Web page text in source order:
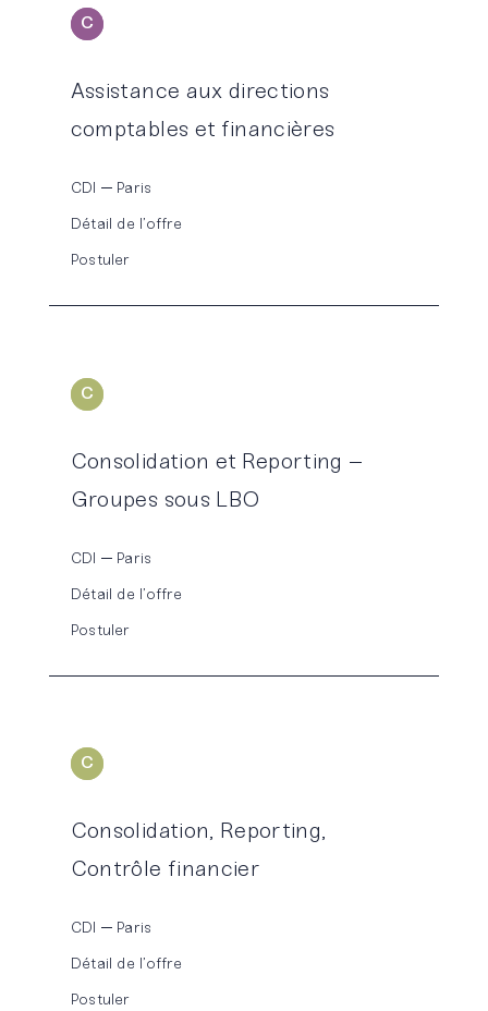
C ONSEIL
Assistance aux directions
comptables et financières
CDI Paris
Détail de l’offre
Postuler
C ONSOLIDATION
Consolidation et Reporting –
Groupes sous LBO
CDI Paris
Détail de l’offre
Postuler
C ONSOLIDATION
Consolidation, Reporting,
Contrôle financier
CDI Paris
Détail de l’offre
Postuler